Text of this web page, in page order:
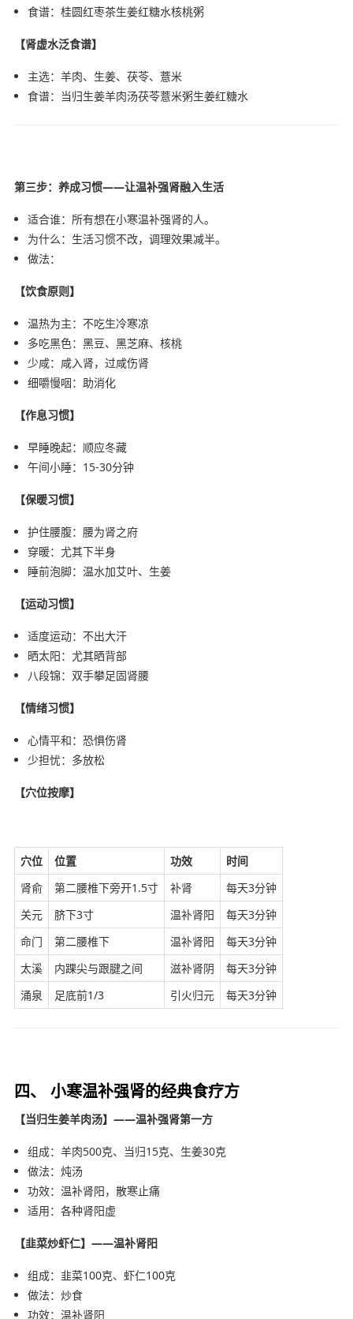
食谱：桂圆红枣茶生姜红糖水核桃粥
【肾虚水泛食谱】
主选：羊肉、生姜、茯苓、薏米
食谱：当归生姜羊肉汤茯苓薏米粥生姜红糖水
第三步：养成习惯——让温补强肾融入生活
适合谁：所有想在小寒温补强肾的人。
为什么：生活习惯不改，调理效果减半。
做法：
【饮食原则】
温热为主：不吃生冷寒凉
多吃黑色：黑豆、黑芝麻、核桃
少咸：咸入肾，过咸伤肾
细嚼慢咽：助消化
【作息习惯】
早睡晚起：顺应冬藏
午间小睡：15-30分钟
【保暖习惯】
护住腰腹：腰为肾之府
穿暖：尤其下半身
睡前泡脚：温水加艾叶、生姜
【运动习惯】
适度运动：不出大汗
晒太阳：尤其晒背部
八段锦：双手攀足固肾腰
【情绪习惯】
心情平和：恐惧伤肾
少担忧：多放松
【穴位按摩】
穴位 位置 功效
时间
肾俞
第二腰椎下旁开1.5寸 补肾
每天3分钟
关元
脐下3寸 温补肾阳
每天3分钟
命门
第二腰椎下 温补肾阳
每天3分钟
太溪
内踝尖与跟腱之间 滋补肾阴
每天3分钟
涌泉
足底前1/3 引火归元 每天3分钟
四、 小寒温补强肾的经典食疗方
【当归生姜羊肉汤】——温补强肾第一方
组成：羊肉500克、当归15克、生姜30克
做法：炖汤
功效：温补肾阳，散寒止痛
适用：各种肾阳虚
【韭菜炒虾仁】——温补肾阳
组成：韭菜100克、虾仁100克
做法：炒食
功效：温补肾阳